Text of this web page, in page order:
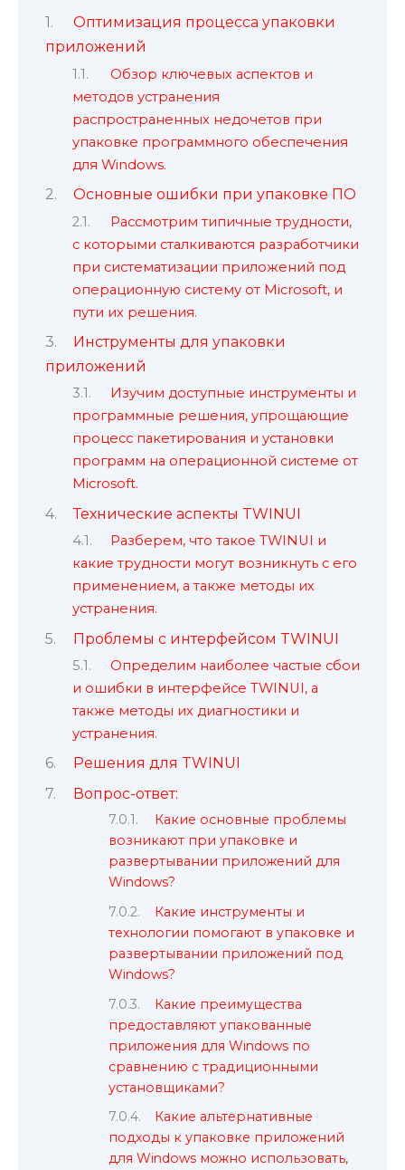
Оптимизация процесса упаковки
приложений
Обзор ключевых аспектов и
методов устранения
распространенных недочетов при
упаковке программного обеспечения
для Windows.
Основные ошибки при упаковке ПО
Рассмотрим типичные трудности,
с которыми сталкиваются разработчики
при систематизации приложений под
операционную систему от Microsoft, и
пути их решения.
Инструменты для упаковки
приложений
Изучим доступные инструменты и
программные решения, упрощающие
процесс пакетирования и установки
программ на операционной системе от
Microsoft.
Технические аспекты TWINUI
Разберем, что такое TWINUI и
какие трудности могут возникнуть с его
применением, а также методы их
устранения.
Проблемы с интерфейсом TWINUI
Определим наиболее частые сбои
и ошибки в интерфейсе TWINUI, а
также методы их диагностики и
устранения.
Решения для TWINUI
Вопрос-ответ:
Какие основные проблемы
возникают при упаковке и
развертывании приложений для
Windows?
Какие инструменты и
технологии помогают в упаковке и
развертывании приложений под
Windows?
Какие преимущества
предоставляют упакованные
приложения для Windows по
сравнению с традиционными
установщиками?
Какие альтернативные
подходы к упаковке приложений
для Windows можно использовать,